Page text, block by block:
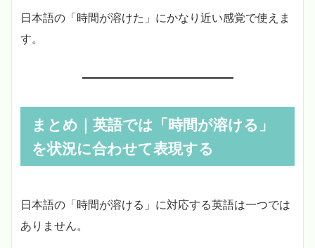
日本語の「時間が溶けた」にかなり近い感覚で使えま
す。
まとめ｜英語では「時間が溶ける」
を状況に合わせて表現する
日本語の「時間が溶ける」に対応する英語は一つでは
ありません。